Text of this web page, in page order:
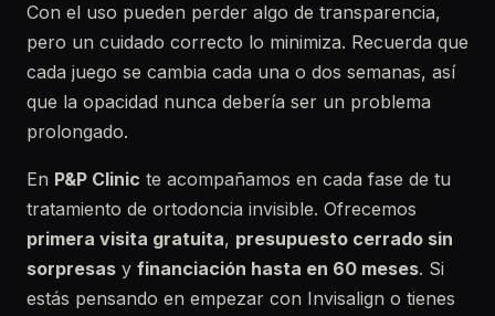
Con el uso pueden perder algo de transparencia,
pero un cuidado correcto lo minimiza. Recuerda que
cada juego se cambia cada una o dos semanas, así
que la opacidad nunca debería ser un problema
prolongado.
En P&P Clinic te acompañamos en cada fase de tu
tratamiento de ortodoncia invisible. Ofrecemos
primera visita gratuita, presupuesto cerrado sin
sorpresas y financiación hasta en 60 meses. Si
estás pensando en empezar con Invisalign o tienes